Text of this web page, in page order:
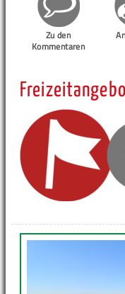
Zu den
Kommentaren